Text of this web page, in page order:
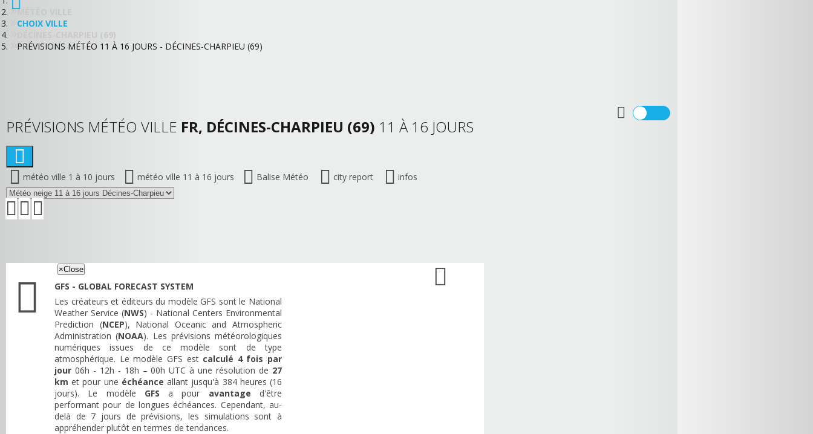
MÉTÉO VILLE
CHOIX VILLE
DÉCINES-CHARPIEU (69)
PRÉVISIONS MÉTÉO 11 À 16 JOURS - DÉCINES-CHARPIEU (69)
PRÉVISIONS MÉTÉO VILLE FR, DÉCINES-CHARPIEU (69) 11 À 16 JOURS
météo ville 1 à 10 jours météo ville 11 à 16 jours Balise Météo city report infos
×Close
GFS - GLOBAL FORECAST SYSTEM
Les créateurs et éditeurs du modèle GFS sont le National
Weather Service (NWS) - National Centers Environmental
Prediction (NCEP), National Oceanic and Atmospheric
Administration (NOAA). Les prévisions météorologiques
numériques issues de ce modèle sont de type
atmosphérique. Le modèle GFS est calculé 4 fois par
jour 06h - 12h - 18h – 00h UTC à une résolution de 27
km et pour une échéance allant jusqu'à 384 heures (16
jours). Le modèle GFS a pour avantage d'être
performant pour de longues échéances. Cependant, au-
delà de 7 jours de prévisions, les simulations sont à
appréhender plutôt en termes de tendances.